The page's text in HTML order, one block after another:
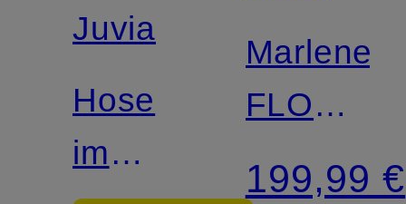
Juvia
Hose
im
aus
199,99 €